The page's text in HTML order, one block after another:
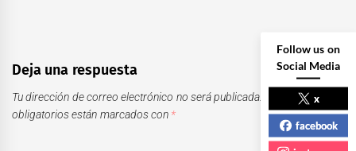
Deja una respuesta
Tu dirección de correo electrónico no será publicada.
Los campos
obligatorios están marcados con *
Follow us on
Social Media
x
facebook